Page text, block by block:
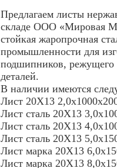
Предлагаем листы
складе ООО «Мировая
стойкая жаропрочная
промышленности для
подшипников, режущего
деталей.
В наличии имеются
Лист 20Х13
Лист сталь 20Х13
Лист сталь 20Х13
Лист сталь 20Х13
Лист марка 20Х13
Лист марка 20Х13